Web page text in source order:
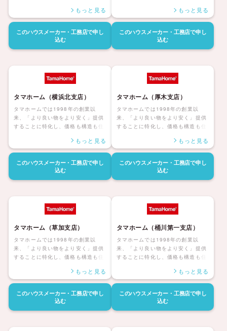
る「大安心の家シリーズ」を展開し
ています。災害にも強く家族みんな
が健康で安心して暮らせる家、アフ
ターサポートも自社社員にて対応し
フ、ハッピーホーム」を展開してい
もっと見る
このハウスメーカー・工務店で申し
込む
る「大安心の家シリーズ」を展開し
ています。災害にも強く家族みんな
が健康で安心して暮らせる家、アフ
ターサポートも自社社員にて対応し
フ、ハッピーホーム」を展開してい
もっと見る
このハウスメーカー・工務店で申し
込む
タマホーム（横浜北支店）
タマホームでは1998年の創業以
来、「より良い物をより安く」提供
することに特化し、価格も構造も住
る「大安心の家シリーズ」を展開し
ています。災害にも強く家族みんな
が健康で安心して暮らせる家、アフ
ターサポートも自社社員にて対応し
フ、ハッピーホーム」を展開してい
もっと見る
このハウスメーカー・工務店で申し
込む
タマホーム（厚木支店）
タマホームでは1998年の創業以
来、「より良い物をより安く」提供
することに特化し、価格も構造も住
る「大安心の家シリーズ」を展開し
ています。災害にも強く家族みんな
が健康で安心して暮らせる家、アフ
ターサポートも自社社員にて対応し
フ、ハッピーホーム」を展開してい
もっと見る
このハウスメーカー・工務店で申し
込む
タマホーム（草加支店）
タマホームでは1998年の創業以
来、「より良い物をより安く」提供
することに特化し、価格も構造も住
る「大安心の家シリーズ」を展開し
ています。災害にも強く家族みんな
が健康で安心して暮らせる家、アフ
ターサポートも自社社員にて対応し
フ、ハッピーホーム」を展開してい
もっと見る
このハウスメーカー・工務店で申し
込む
タマホーム（桶川第一支店）
タマホームでは1998年の創業以
来、「より良い物をより安く」提供
することに特化し、価格も構造も住
る「大安心の家シリーズ」を展開し
ています。災害にも強く家族みんな
が健康で安心して暮らせる家、アフ
ターサポートも自社社員にて対応し
フ、ハッピーホーム」を展開してい
もっと見る
このハウスメーカー・工務店で申し
込む